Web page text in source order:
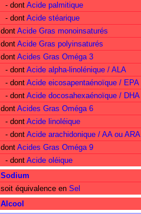
- dont Acide palmitique
- dont Acide stéarique
dont Acide Gras monoinsaturés
dont Acide Gras polyinsaturés
dont Acides Gras Oméga 3
- dont Acide alpha-linolénique / ALA
- dont Acide eicosapentaénoïque / EPA
- dont Acide docosahexaénoïque / DHA
dont Acides Gras Oméga 6
- dont Acide linoléique
- dont Acide arachidonique / AA ou ARA
dont Acides Gras Oméga 9
- dont Acide oléique
Sodium
soit équivalence en Sel
Alcool